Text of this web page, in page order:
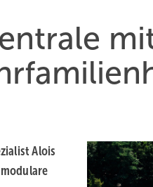
Alois